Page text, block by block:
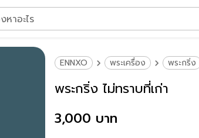
าอะไร
ENNXO พระเครื่อง พระกริ่ง
พระกริ่ง ไม่ทราบที่เก่า
3,000 บาท